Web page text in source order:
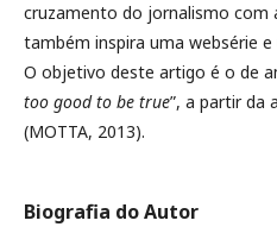
cruzamento do jornalismo com
também inspira uma websérie e
O objetivo deste artigo é o de
too good to be true”, a partir da
(MOTTA, 2013).
Biografia do Autor